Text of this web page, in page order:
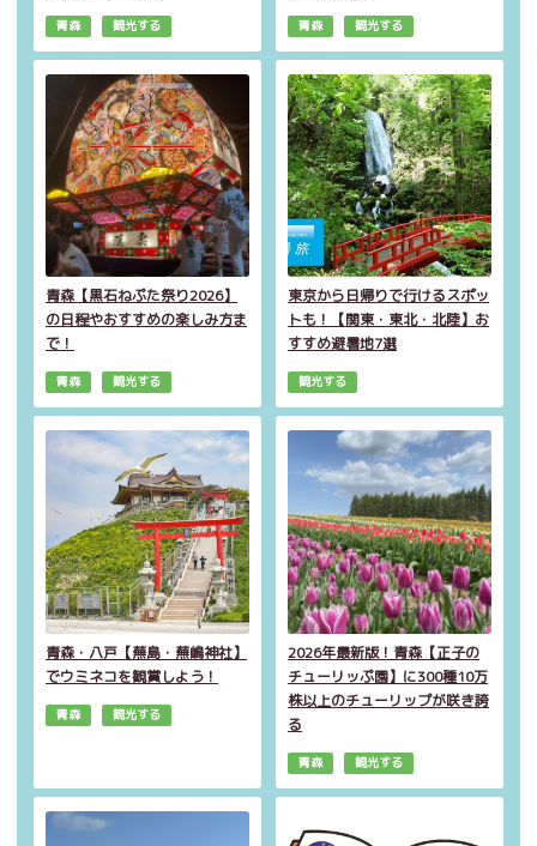
青森 観光する 青森 観光する
青森【黒石ねぷた祭り2026】
の日程やおすすめの楽しみ方ま
で！
青森 観光する
東京から日帰りで行けるスポッ
トも！【関東・東北・北陸】お
すすめ避暑地7選
観光する
青森・八戸【蕪島・蕪嶋神社】
でウミネコを観賞しよう！
青森 観光する
2026年最新版！青森【正子の
チューリッぷ園】に300種10万
株以上のチューリップが咲き誇
る
青森 観光する